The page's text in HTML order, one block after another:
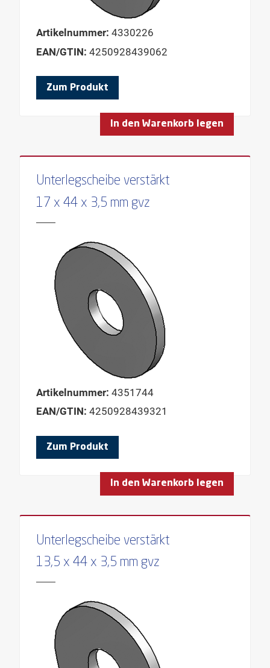
Artikelnummer: 4330226
EAN/GTIN: 4250928439062
Zum Produkt
In den Warenkorb legen
Unterlegscheibe verstärkt
17 x 44 x 3,5 mm gvz
Artikelnummer: 4351744
EAN/GTIN: 4250928439321
Zum Produkt
In den Warenkorb legen
Unterlegscheibe verstärkt
13,5 x 44 x 3,5 mm gvz